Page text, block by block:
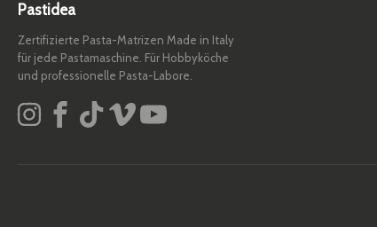
Pastidea
Zertifizierte Pasta-Matrizen Made in Italy
für jede Pastamaschine. Für Hobbyköche
und professionelle Pasta-Labore.